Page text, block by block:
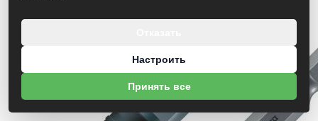
Настроить
Принять все